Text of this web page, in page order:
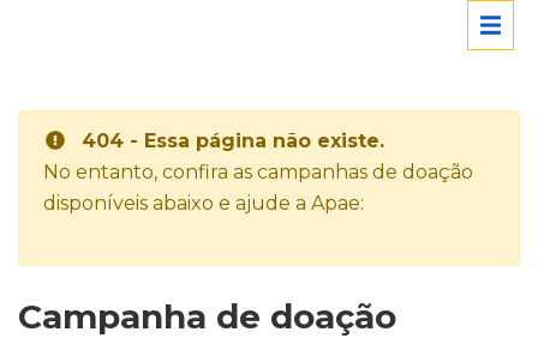
404 - Essa página não existe.
No entanto, confira as campanhas de doação
disponíveis abaixo e ajude a Apae:
Campanha de doação